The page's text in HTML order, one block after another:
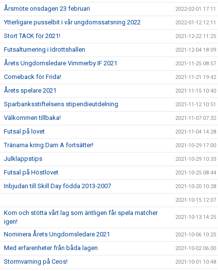
Årsmöte onsdagen 23 februari 2022-02-01 17:11
Ytterligare pusselbit i vår ungdomssatsning 2022 2022-01-12 12:11
Stort TACK för 2021! 2021-12-22 11:25
Futsalturnering i Idrottshallen 2021-12-04 18:09
Årets Ungdomsledare Vimmerby IF 2021 2021-11-25 08:57
Comeback för Frida! 2021-11-21 19:42
Årets spelare 2021 2021-11-15 10:40
Sparbanksstiftelsens stipendieutdelning 2021-11-12 10:51
Välkommen tillbaka! 2021-11-07 07:32
Futsal på lovet 2021-11-04 14:28
Tränarna kring Dam A fortsätter! 2021-10-29 17:00
Julklappstips 2021-10-29 10:33
Futsal på Höstlovet 2021-10-25 08:44
Inbjudan till Skill Day födda 2013-2007 2021-10-20 10:28
2021-10-15 12:07
Kom och stötta vårt lag som äntligen får spela matcher
igen!
2021-10-13 14:25
Nominera Årets Ungdomsledare 2021 2021-10-06 10:25
Med erfarenheter från båda lagen 2021-10-02 06:00
Stormvarning på Ceos! 2021-10-01 10:48